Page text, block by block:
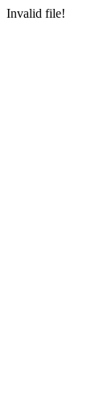
Invalid file!